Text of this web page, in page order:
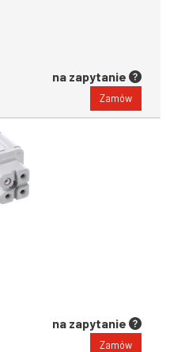
na zapytanie
Zamów
na zapytanie
Zamów